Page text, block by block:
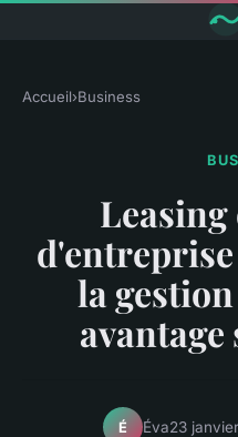
Accueil›Business
la
É Éva23